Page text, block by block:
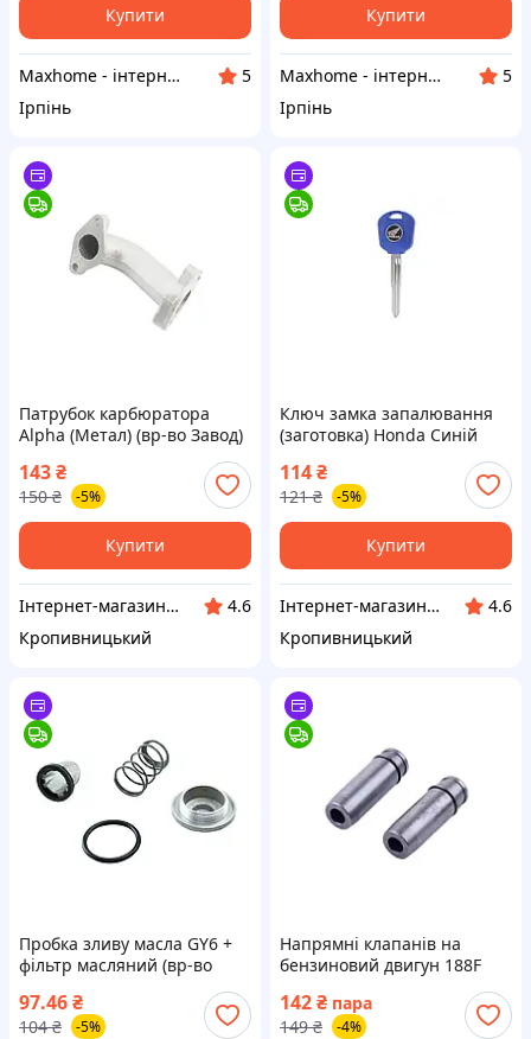
Купити
Maxhome - інтернет магазин
5
Ірпінь
Купити
Maxhome - інтернет магазин
5
Ірпінь
Патрубок карбюратора
Alpha (Метал) (вр‑во Завод)
143₴
150 ₴ -5%
Купити
Інтернет-магазин "Запчастинки"
4.6
Кропивницький
Ключ замка запалювання
(заготовка) Honda Синій
242997
114₴
121 ₴ -5%
Купити
Інтернет-магазин "Запчастинки"
4.6
Кропивницький
Пробка зливу масла GY6 +
фільтр масляний (вр‑во
97.46₴
104 ₴ -5%
Напрямні клапанів на
бензиновий двигун 188F
2шт. (вр‑во TT AGRO) ВССМ
142₴ пара
149 ₴ -4%